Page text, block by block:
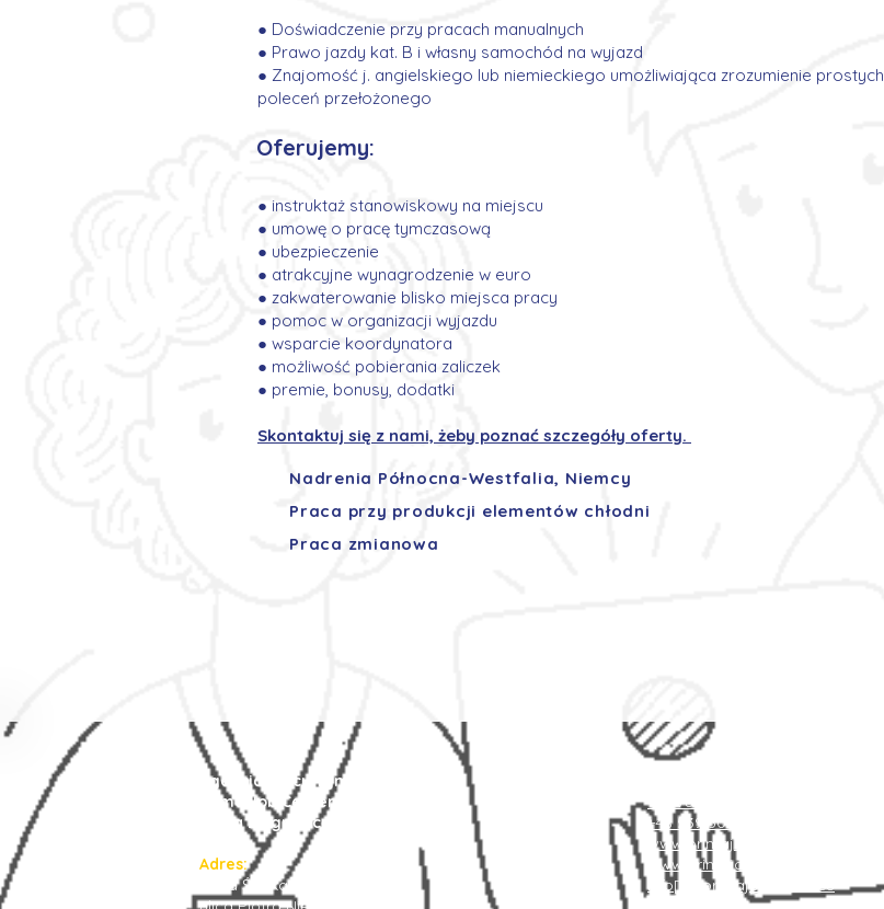
● Doświadczenie przy pracach manualnych
● Prawo jazdy kat. B i własny samochód na wyjazd
● Znajomość j. angielskiego lub niemieckiego umożliwiająca zrozumienie prostych
poleceń przełożonego
Oferujemy:
● instruktaż stanowiskowy na miejscu
● umowę o pracę tymczasową
● ubezpieczenie
● atrakcyjne wynagrodzenie w euro
● zakwaterowanie blisko miejsca pracy
● pomoc w organizacji wyjazdu
● wsparcie koordynatora
● możliwość pobierania zaliczek
● premie, bonusy, dodatki
Skontaktuj się z nami, żeby poznać szczegóły oferty.
Nadrenia Północna-Westfalia, Niemcy
Praca przy produkcji elementów chłodni
Praca zmianowa
Agencja Pracy Tymczasowej
Prima Job Center
Praca za granicą
Adres:
Ruda Śląska 41-709
+48 787 084 094
+48 539 305 780
www.primajobcenter.eu
www.primajobcenter.de
info[at]primajobcenter.eu